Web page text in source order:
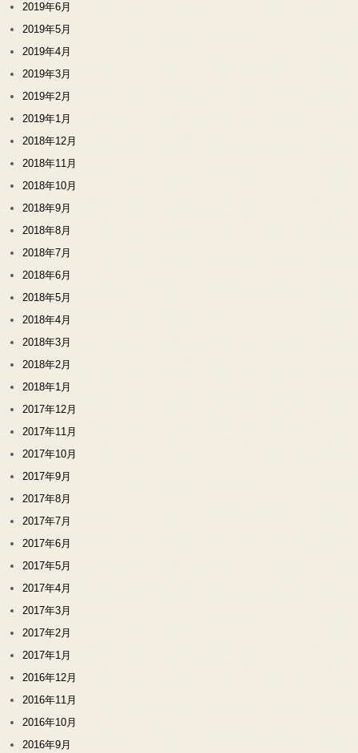
2019年6月
2019年5月
2019年4月
2019年3月
2019年2月
2019年1月
2018年12月
2018年11月
2018年10月
2018年9月
2018年8月
2018年7月
2018年6月
2018年5月
2018年4月
2018年3月
2018年2月
2018年1月
2017年12月
2017年11月
2017年10月
2017年9月
2017年8月
2017年7月
2017年6月
2017年5月
2017年4月
2017年3月
2017年2月
2017年1月
2016年12月
2016年11月
2016年10月
2016年9月